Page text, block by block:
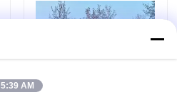
5:39 AM